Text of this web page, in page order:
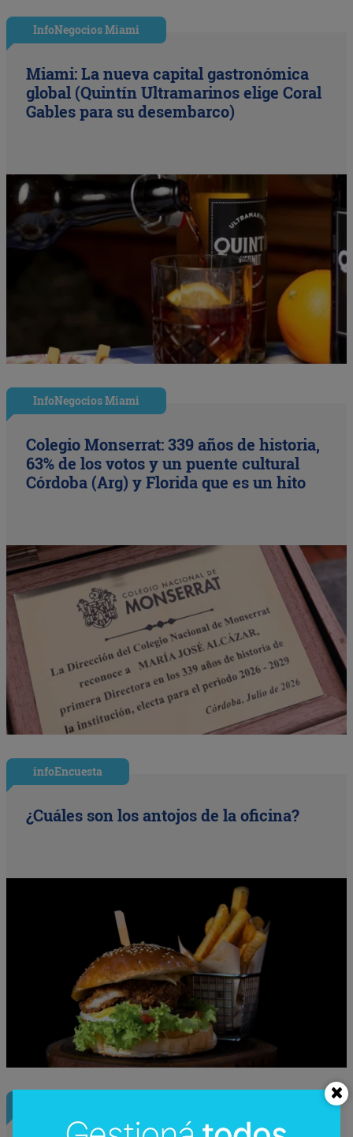
InfoNegocios Miami
Miami: La nueva capital gastronómica
global (Quintín Ultramarinos elige Coral
Gables para su desembarco)
InfoNegocios Miami
Colegio Monserrat: 339 años de historia,
63% de los votos y un puente cultural
Córdoba (Arg) y Florida que es un hito
infoEncuesta
¿Cuáles son los antojos de la oficina?